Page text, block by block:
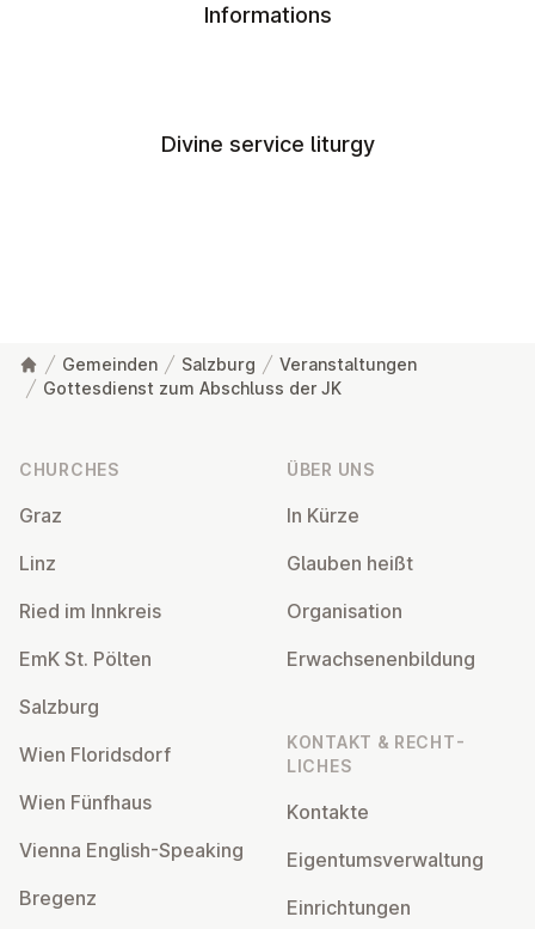
Informations
Divine service liturgy
Gemeinden Salzburg
Veranstaltungen
Gottesdienst zum Abschluss der JK
CHURCHES
Graz
Linz
Ried im Innkreis
EmK St. Pölten
Salzburg
Wien Flor­idsdorf
Wien Fünfhaus
Vienna English-Speaking
Bregenz
ÜBER UNS
In Kürze
Glauben heißt
Or­gan­isa­tion
Er­wach­sen­en­bildung
KONTAKT & RECHT­
LICHES
Kontakte
Ei­gentums­ver­wal­tung
Ein­rich­tun­gen